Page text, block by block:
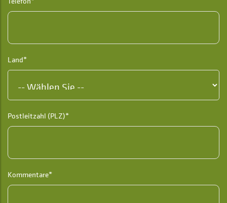
Land*
Postleitzahl (PLZ)*
Kommentare*